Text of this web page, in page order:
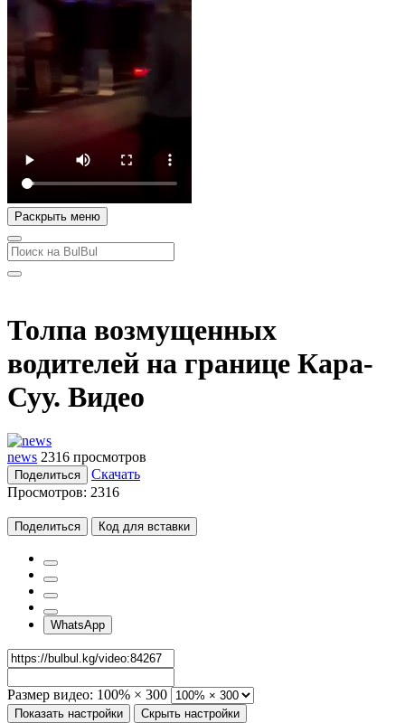
Раскрыть меню
Толпа возмущенных
водителей на границе Кара-
Суу. Видео
news 2316 просмотров
Поделиться
Скачать
Просмотров: 2316
Поделиться Код для вставки
WhatsApp
Размер видео: 100% × 300
Показать настройки Скрыть настройки